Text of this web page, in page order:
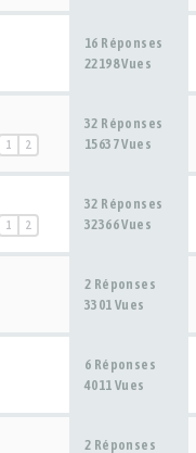
16 Réponses
22198 Vues
1 2
32 Réponses
15637 Vues
1 2
32 Réponses
32366 Vues
2 Réponses
3301 Vues
6 Réponses
4011 Vues
2 Réponses